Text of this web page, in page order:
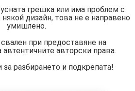
грешка или има проблем с
дизайн, това не е направено
умишлено.
при предоставяне на
автентичните авторски права.
разбирането и подкрепата!